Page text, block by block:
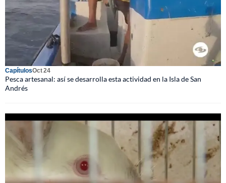
CapítulosOct 24
Pesca artesanal: así se desarrolla esta actividad en la Isla de San
Andrés